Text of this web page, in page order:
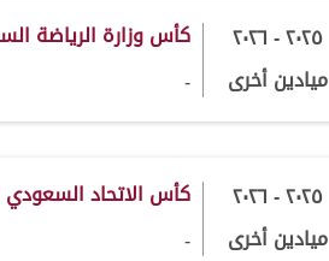
٢٠٢٥ - ٢٠٢٦
ميادين أخرى
كأس وزارة الرياضة
-
٢٠٢٥ - ٢٠٢٦
ميادين أخرى
كأس الاتحاد
-